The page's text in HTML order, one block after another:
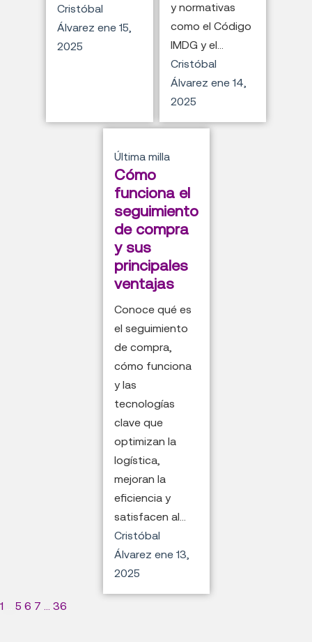
Cristóbal
Álvarezene 15,
2025
y normativas
como el Código
IMDG y el...
Cristóbal
Álvarez ene 14,
2025
Última milla
Cómo
funciona el
seguimiento
de compra
y sus
principales
ventajas
Conoce qué es
el seguimiento
de compra,
cómo funciona
y las
tecnologías
clave que
optimizan la
logística,
mejoran la
eficiencia y
satisfacen al...
Cristóbal
Álvarez ene 13,
2025
1 5 6 7 36